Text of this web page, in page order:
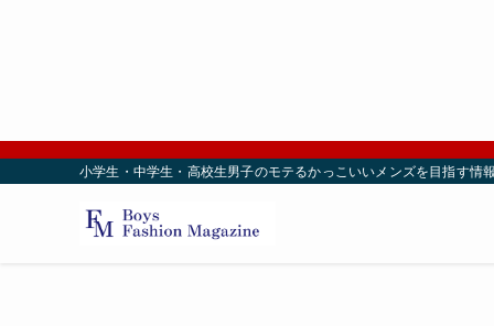
小学生・中学生・高校生男子のモテるかっこいいメンズを目指す情